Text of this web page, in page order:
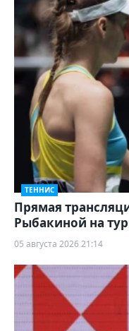
ТЕННИС
Прямая
Рыбакиной на
05 августа 2026 21:14